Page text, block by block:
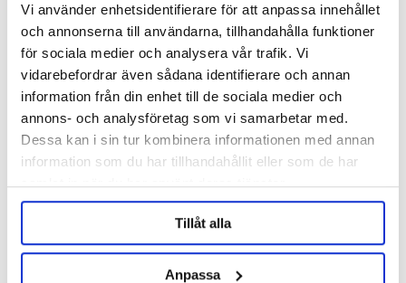
Vi använder enhetsidentifierare för att anpassa innehållet
och annonserna till användarna, tillhandahålla funktioner
för sociala medier och analysera vår trafik. Vi
vidarebefordrar även sådana identifierare och annan
information från din enhet till de sociala medier och
annons- och analysföretag som vi samarbetar med.
Dessa kan i sin tur kombinera informationen med annan
information som du har tillhandahållit eller som de har
samlat in när du har använt deras tjänster.
Tillåt alla
Anpassa
Help others choose right. Be the first to write a review!
Write a review, click HERE!
Description